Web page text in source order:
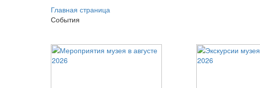
Главная страница
События